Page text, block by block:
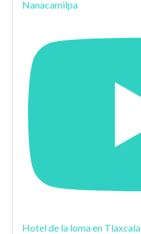
Nanacamilpa
Hotel de la loma en Tlaxcala